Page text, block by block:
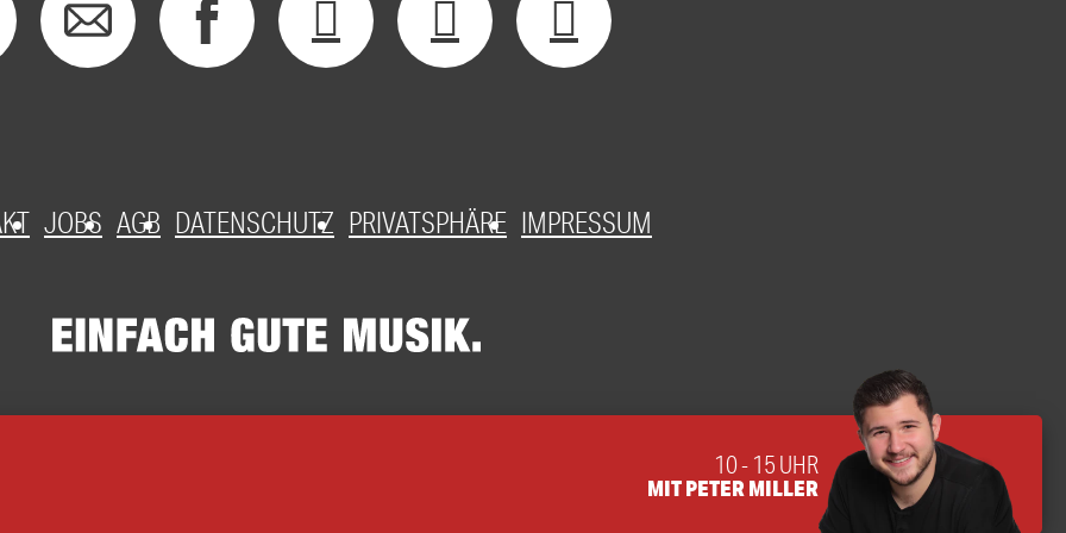
JOBS AGB DATENSCHUTZ PRIVATSPHÄRE IMPRESSUM
10 - 15 UHR
MIT PETER MILLER